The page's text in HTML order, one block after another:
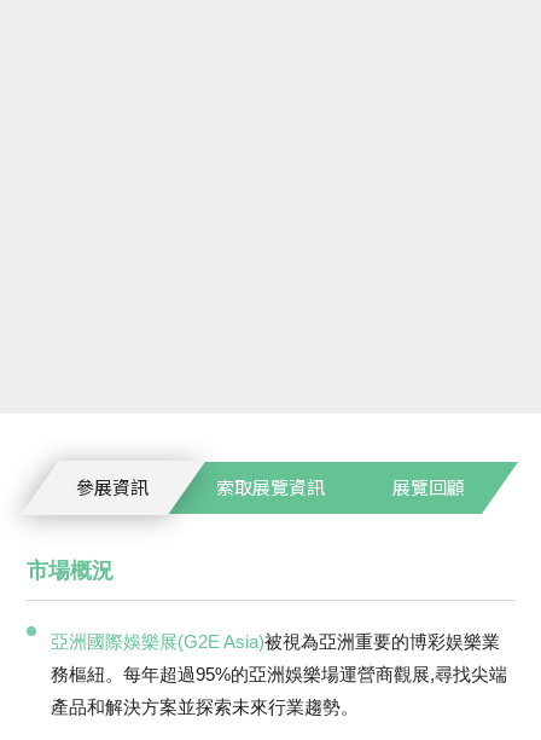
參展資訊 索取展覽資訊 展覽回顧
市場概況
亞洲國際娛樂展(G2E Asia)被視為亞洲重要的博彩娱樂業
務樞紐。每年超過95%的亞洲娛樂場運營商觀展,尋找尖端
產品和解決方案並探索未來行業趨勢。